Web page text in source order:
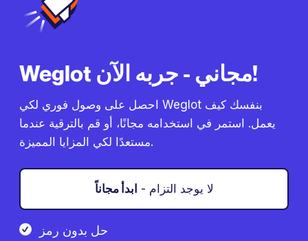
Weglot مجاني - جربه الآن!
احصل على وصول فوري لكي Weglot بنفسك كيف
يعمل. استمر في استخدامه مجانًا، أو قم بالترقية عندما
مستعدًا لكي المزايا المميزة.
ابدأ مجاناً - لا يوجد التزام
حل بدون رمز